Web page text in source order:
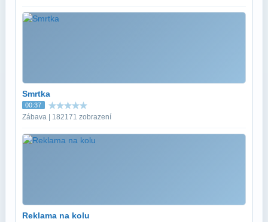
Smrtka
00:37
Zábava | 182171 zobrazení
Reklama na kolu